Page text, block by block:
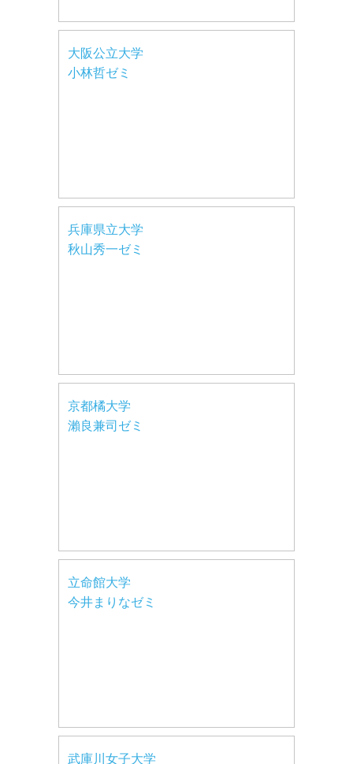
大阪公立大学
小林哲ゼミ
兵庫県立大学
秋山秀一ゼミ
京都橘大学
瀨良兼司ゼミ
立命館大学
今井まりなゼミ
武庫川女子大学